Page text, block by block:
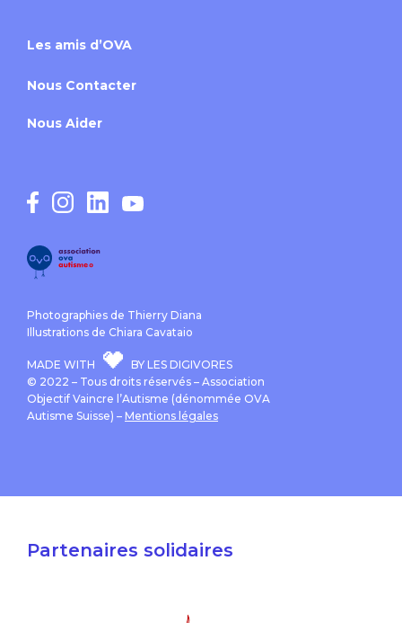
Les amis d’OVA
Nous Contacter
Nous Aider
Photographies de Thierry Diana
Illustrations de Chiara Cavataio
MADE WITH
BY LES DIGIVORES
© 2022 – Tous droits réservés – Association
Objectif Vaincre l’Autisme (dénommée OVA
Autisme Suisse) – Mentions légales
Partenaires solidaires